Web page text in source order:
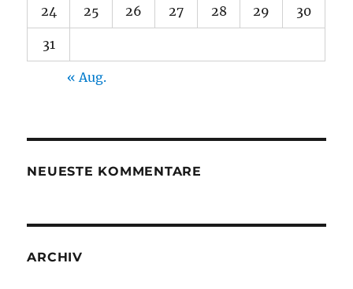
24 25 26 27 28 29 30
31
« Aug.
NEUESTE KOMMENTARE
ARCHIV